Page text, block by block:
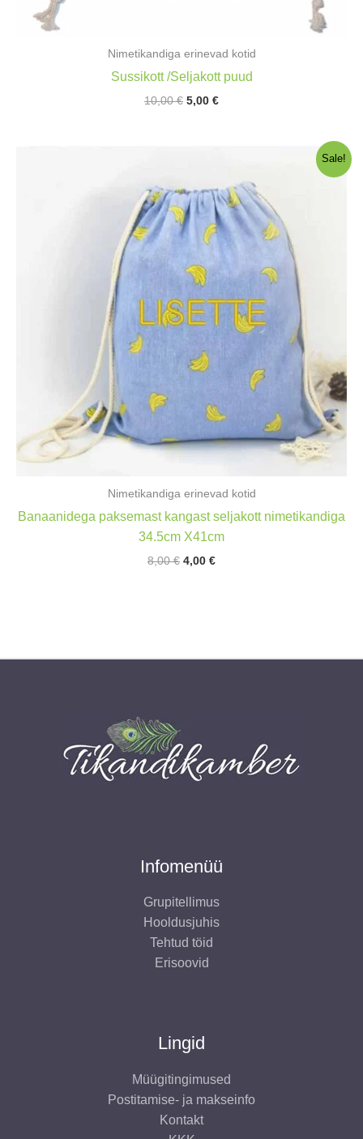
Nimetikandiga erinevad kotid
Sussikott /Seljakott puud
10,00€ Algne
5,00 €Praegune
Sale!
Nimetikandiga erinevad kotid
Banaanidega paksemast kangast seljakott nimetikandiga
34.5cm X41cm
8,00€ Algne
4,00 €Praegune
Infomenüü
Grupitellimus
Hooldusjuhis
Tehtud töid
Erisoovid
Lingid
Müügitingimused
Postitamise- ja makseinfo
Kontakt